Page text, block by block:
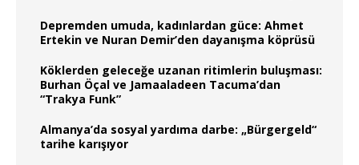
Depremden umuda, kadınlardan güce: Ahmet
Ertekin ve Nuran Demir’den dayanışma köprüsü
Köklerden geleceğe uzanan ritimlerin buluşması:
Burhan Öçal ve Jamaaladeen Tacuma’dan
“Trakya Funk”
Almanya’da sosyal yardıma darbe: „Bürgergeld“
tarihe karışıyor